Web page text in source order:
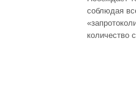
соблюдая
количество